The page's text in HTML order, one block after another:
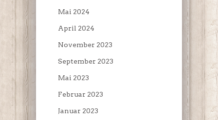
Mai 2024
April 2024
November 2023
September 2023
Mai 2023
Februar 2023
Januar 2023